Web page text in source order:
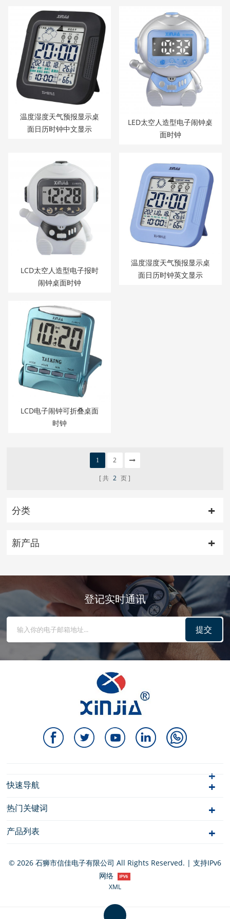
温度湿度天气预报显示桌
面日历时钟中文显示
LED太空人造型电子闹钟桌
面时钟
LCD太空人造型电子报时
闹钟桌面时钟
温度湿度天气预报显示桌
面日历时钟英文显示
LCD电子闹钟可折叠桌面
时钟
1 2
共 2 页
分类
新产品
登记实时通讯
提交
快速导航
热门关键词
产品列表
© 2026 石狮市信佳电子有限公司 All Rights Reserved. | 支持IPv6
网络
XML